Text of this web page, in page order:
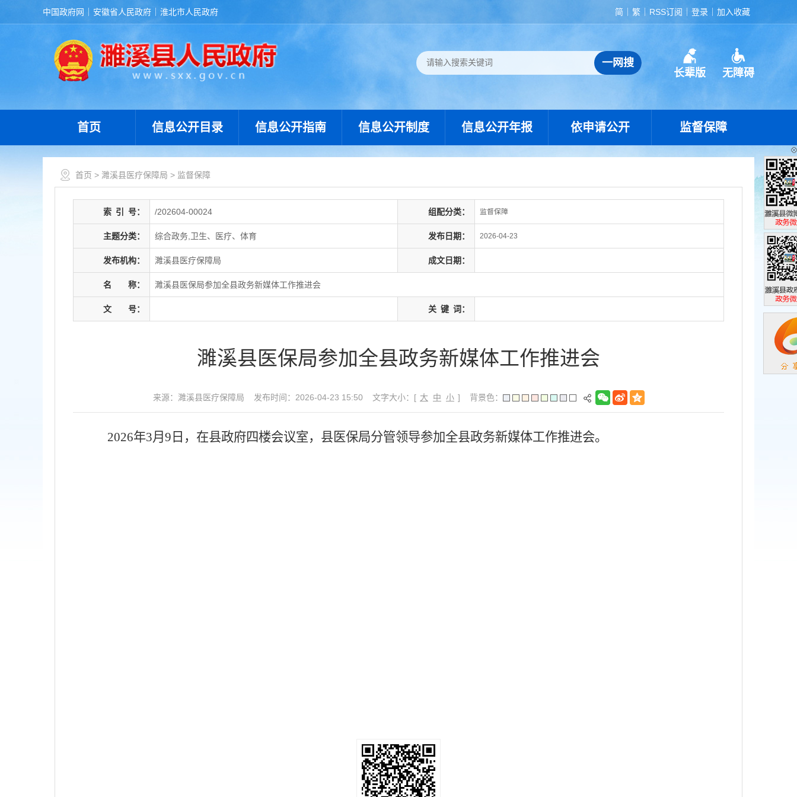
中国政府网 安徽省人民政府 淮北市人民政府 简 繁 RSS订阅 登录 加入收藏
长辈版 无障碍
首页 信息公开目录 信息公开指南 信息公开制度 信息公开年报 依申请公开 监督保障
首页 > 濉溪县医疗保障局 > 监督保障
索 引 号： /202604-00024 组配分类： 监督保障
主题分类： 综合政务,卫生、医疗、体育 发布日期： 2026-04-23
发布机构： 濉溪县医疗保障局 成文日期：
名 称： 濉溪县医保局参加全县政务新媒体工作推进会
文 号： 关 键 词：
濉溪县医保局参加全县政务新媒体工作推进会
来源：濉溪县医疗保障局 发布时间：2026-04-23 15:50 文字大小：[ 大 中 小 ] 背景色：
2026年3月 9 日，在县政府四楼会议室，县医保局分管领导参加全县政务新媒体工作推进会。
濉溪县政
政务微博
濉溪县政
政务微信